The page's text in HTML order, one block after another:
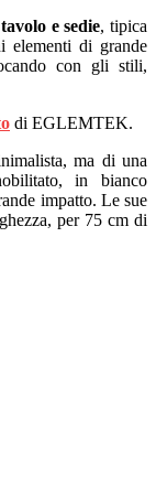
e sedie, tipica
elementi di grande
con gli stili,
di EGLEMTEK.
ma di una
in bianco
impatto. Le sue
per 75 cm di